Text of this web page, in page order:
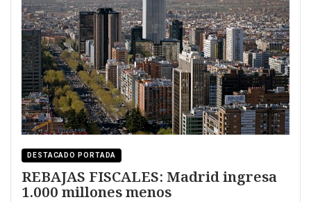
DESTACADO PORTADA
REBAJAS FISCALES: Madrid ingresa
1.000 millones menos